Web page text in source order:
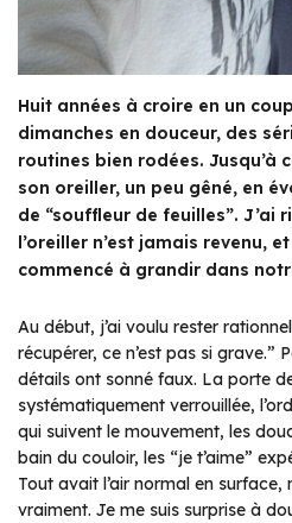
Huit années à croire en un
dimanches en douceur, des
routines bien rodées. Jusqu’à
son oreiller, un peu gêné, en
de “souffleur de feuilles”. J’ai
l’oreiller n’est jamais revenu,
commencé à grandir dans
Au début, j’ai voulu rester
récupérer, ce n’est pas si grave.”
détails ont sonné faux. La porte
systématiquement verrouillée,
qui suivent le mouvement, les
bain du couloir, les “je t’aime”
Tout avait l’air normal en surface,
vraiment. Je me suis surprise à